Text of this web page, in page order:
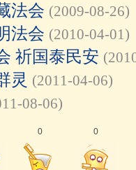
法会 (2009-08-26)
法会 (2010-04-01)
祈国泰民安
灵 (2011-04-06)
08-06)
0 0